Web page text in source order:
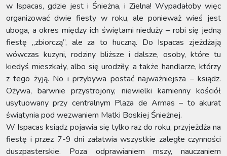
w Ispacas, gdzie jest i Śnieżna, i Zielna! Wypadałoby więc
organizować dwie fiesty w roku, ale ponieważ wieś jest
uboga, a okres między ich świętami nieduży – robi się jedną
fiestę „zbiorczą”, ale za to huczną. Do Ispacas zjeżdżają
wówczas kuzyni, rodziny bliższe i dalsze, osoby, które tu
kiedyś mieszkały, albo się urodziły, a także handlarze, którzy
z tego żyją. No i przybywa postać najważniejsza – ksiądz.
Ożywa, barwnie przystrojony, niewielki kamienny kościół
usytuowany przy centralnym Plaza de Armas – to akurat
świątynia pod wezwaniem Matki Boskiej Śnieżnej.
W Ispacas ksiądz pojawia się tylko raz do roku, przyjeżdża na
fiestę i przez 7-9 dni załatwia wszystkie zaległe czynności
duszpasterskie. Poza odprawianiem mszy, nauczaniem